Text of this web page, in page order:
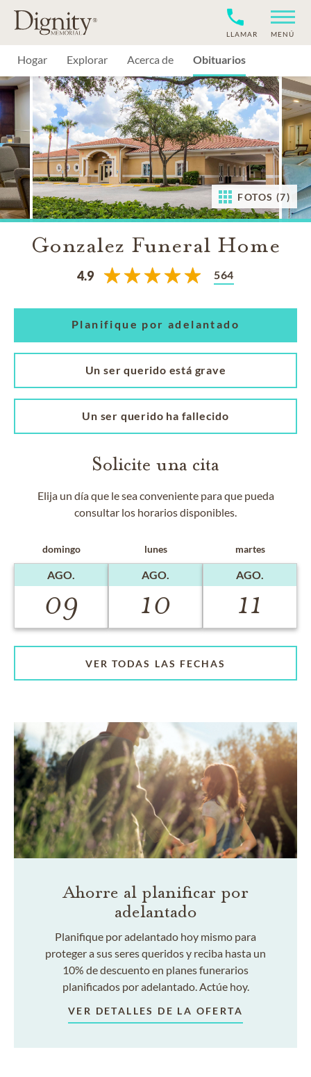
MENÚ
LLAMAR
Hogar Explorar Acerca de Obituarios
FOTOS (7)
Gonzalez Funeral Home
4.9 564
Planifique por adelantado
Un ser querido está grave
Un ser querido ha fallecido
Solicite una cita
Elija un día que le sea conveniente para que pueda
consultar los horarios disponibles.
domingo
AGO.
09
lunes
AGO.
10
martes
AGO.
11
VER TODAS LAS FECHAS
Ahorre al planificar por
adelantado
Planifique por adelantado hoy mismo para
proteger a sus seres queridos y reciba hasta un
10% de descuento en planes funerarios
planificados por adelantado. Actúe hoy.
VER DETALLES DE LA OFERTA